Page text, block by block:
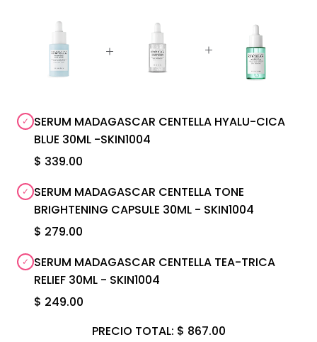
SERUM MADAGASCAR CENTELLA HYALU-CICA
BLUE 30ML -SKIN1004
$ 339.00
SERUM MADAGASCAR CENTELLA TONE
BRIGHTENING CAPSULE 30ML - SKIN1004
$ 279.00
SERUM MADAGASCAR CENTELLA TEA-TRICA
RELIEF 30ML - SKIN1004
$ 249.00
PRECIO TOTAL: $ 867.00